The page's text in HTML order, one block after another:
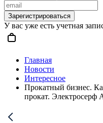
Зарегистрироваться
У вас уже есть учетная
Главная
Новости
Интересное
Прокатный бизнес.
прокат. Электросерф